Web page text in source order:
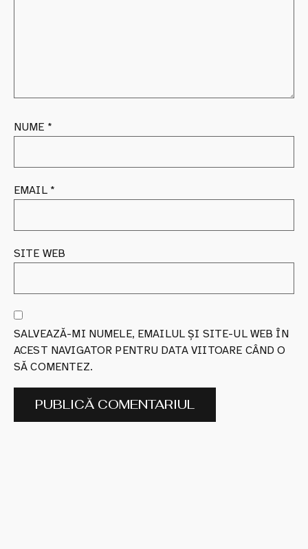
NUME *
EMAIL *
SITE WEB
SALVEAZĂ-MI NUMELE, EMAILUL ȘI SITE-UL WEB ÎN
ACEST NAVIGATOR PENTRU DATA VIITOARE CÂND O
SĂ COMENTEZ.